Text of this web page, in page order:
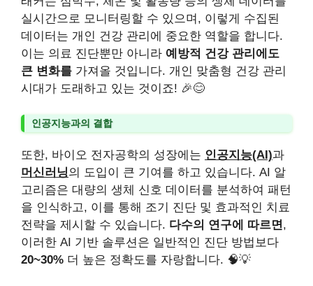
실시간으로 모니터링할 수 있으며, 이렇게 수집된
데이터는 개인 건강 관리에 중요한 역할을 합니다.
이는 의료 진단뿐만 아니라 예방적 건강 관리에도
큰 변화를 가져올 것입니다. 개인 맞춤형 건강 관리
시대가 도래하고 있는 것이죠! 🎉😊
인공지능과의 결합
또한, 바이오 전자공학의 성장에는 인공지능(AI)과
머신러닝의 도입이 큰 기여를 하고 있습니다. AI 알
고리즘은 대량의 생체 신호 데이터를 분석하여 패턴
을 인식하고, 이를 통해 조기 진단 및 효과적인 치료
전략을 제시할 수 있습니다. 다수의 연구에 따르면,
이러한 AI 기반 솔루션은 일반적인 진단 방법보다
20~30% 더 높은 정확도를 자랑합니다. 🧠💡